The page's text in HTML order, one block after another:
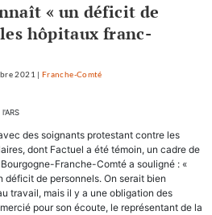
« un déficit de
hôpitaux franc-
2021| Franche-Comté
des soignants protestant contre les
dont Factuel a été témoin, un cadre de
Franche-Comté a souligné : «
déficit de personnels. On serait bien
travail, mais il y a une obligation des
pour son écoute, le représentant de la